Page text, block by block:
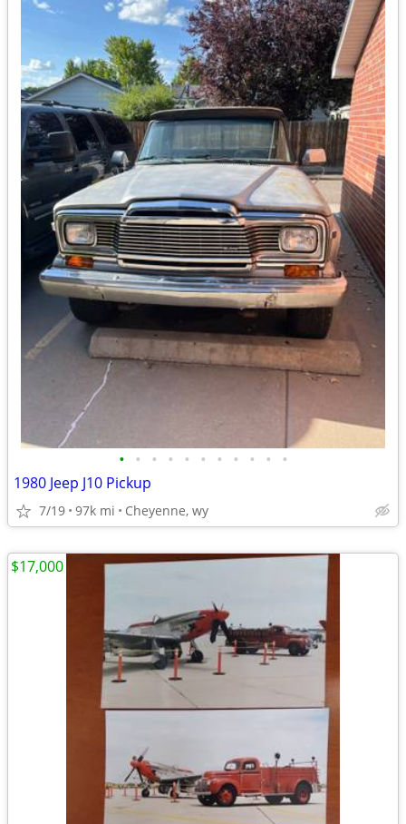
• • • • • • • • • • •
1980 Jeep J10 Pickup
7/19 97k mi Cheyenne, wy
$17,000